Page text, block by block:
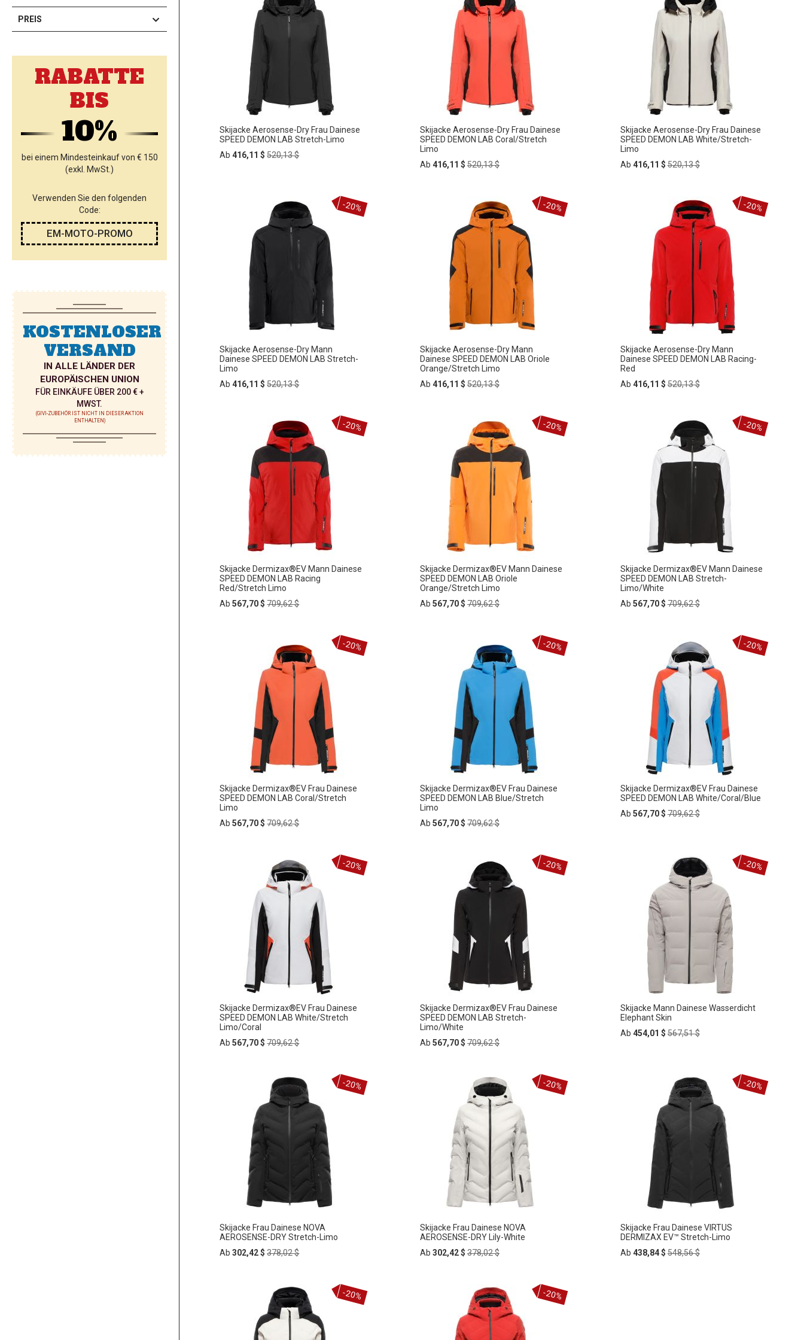
Skijacke Aerosense-Dry Frau Dainese
SPEED DEMON LAB Stretch-Limo
Ab 416,11 $ Regular
520,13 $
Warenkorb
WUNSCHLISTE
HINZUFÜGEN
Skijacke Aerosense-Dry Frau Dainese
SPEED DEMON LAB Coral/Stretch
Limo
Ab 416,11 $ Regular
520,13 $
Warenkorb
WUNSCHLISTE
HINZUFÜGEN
Skijacke Aerosense-Dry Frau Dainese
SPEED DEMON LAB White/Stretch-
Limo
Ab 416,11 $Regular
520,13 $
Warenkorb
WUNSCHLISTE
HINZUFÜGEN
Skijacke Aerosense-Dry Mann
Dainese SPEED DEMON LAB Stretch-
Limo
Ab 416,11 $ Regular
520,13 $
-20%
Warenkorb
WUNSCHLISTE
HINZUFÜGEN
Skijacke Aerosense-Dry Mann
Dainese SPEED DEMON LAB Oriole
Orange/Stretch Limo
Ab 416,11 $ Regular
520,13 $
-20%
Warenkorb
WUNSCHLISTE
HINZUFÜGEN
Skijacke Aerosense-Dry Mann
Dainese SPEED DEMON LAB Racing-
Red
Ab 416,11 $Regular
520,13 $
-20%
Warenkorb
WUNSCHLISTE
HINZUFÜGEN
Skijacke Dermizax®EV Mann Dainese
SPEED DEMON LAB Racing
Red/Stretch Limo
Ab 567,70 $ Regular
709,62 $
-20%
Warenkorb
WUNSCHLISTE
HINZUFÜGEN
Skijacke Dermizax®EV Mann Dainese
SPEED DEMON LAB Oriole
Orange/Stretch Limo
Ab 567,70 $ Regular
709,62 $
-20%
Warenkorb
WUNSCHLISTE
HINZUFÜGEN
Skijacke Dermizax®EV Mann Dainese
SPEED DEMON LAB Stretch-
Limo/White
Ab 567,70 $Regular
709,62 $
-20%
Warenkorb
WUNSCHLISTE
HINZUFÜGEN
Skijacke Dermizax®EV Frau Dainese
SPEED DEMON LAB Coral/Stretch
Limo
Ab 567,70 $ Regular
709,62 $
-20%
Warenkorb
WUNSCHLISTE
HINZUFÜGEN
Skijacke Dermizax®EV Frau Dainese
SPEED DEMON LAB Blue/Stretch
Limo
Ab 567,70 $ Regular
709,62 $
-20%
Warenkorb
WUNSCHLISTE
HINZUFÜGEN
Skijacke Dermizax®EV Frau Dainese
SPEED DEMON LAB White/Coral/Blue
Ab 567,70 $Regular
709,62 $
-20%
Warenkorb
WUNSCHLISTE
HINZUFÜGEN
Skijacke Dermizax®EV Frau Dainese
SPEED DEMON LAB White/Stretch
Limo/Coral
Ab 567,70 $ Regular
709,62 $
-20%
Warenkorb
WUNSCHLISTE
HINZUFÜGEN
Skijacke Dermizax®EV Frau Dainese
SPEED DEMON LAB Stretch-
Limo/White
Ab 567,70 $ Regular
709,62 $
-20%
Warenkorb
WUNSCHLISTE
HINZUFÜGEN
Skijacke Mann Dainese Wasserdicht
Elephant Skin
Ab 454,01 $Regular
567,51 $
-20%
Warenkorb
WUNSCHLISTE
HINZUFÜGEN
Skijacke Frau Dainese NOVA
AEROSENSE-DRY Stretch-Limo
Ab 302,42 $ Regular
378,02 $
-20%
Warenkorb
WUNSCHLISTE
Skijacke Frau Dainese NOVA
AEROSENSE-DRY Lily-White
Ab 302,42 $ Regular
378,02 $
-20%
Warenkorb
WUNSCHLISTE
Skijacke Frau Dainese VIRTUS
DERMIZAX EV™ Stretch-Limo
Ab 438,84 $Regular
548,56 $
-20%
-20% -20%
PREIS
RABATTE
BIS
10%
bei einem Mindesteinkauf von € 150
(exkl. MwSt.)
Verwenden Sie den folgenden
Code:
EM-MOTO-PROMO
KOSTENLOSER
VERSAND
IN ALLE LÄNDER DER
EUROPÄISCHEN UNION
FÜR EINKÄUFE ÜBER 200 € +
MWST.
(GIVI-ZUBEHÖR IST NICHT IN DIESER AKTION
ENTHALTEN)